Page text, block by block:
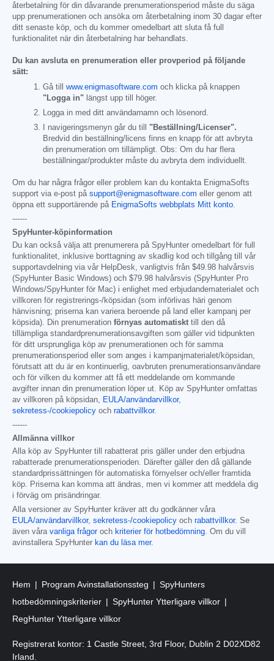
återbetalning för din dåvarande prenumerationsperiod måste du säga
upp prenumerationen och ansöka om återbetalning inom 30 dagar efter
ditt senaste köp, och du kommer omedelbart att sluta få full
funktionalitet när din återbetalning har behandlats.
Du kan avsluta en prenumeration eller provperiod på följande
sätt:
Gå till www.enigmasoftware.com och klicka på knappen
"Logga in" längst upp till höger.
Logga in med ditt användarnamn och lösenord.
I navigeringsmenyn går du till "Beställning/Licenser".
Bredvid din beställning/licens finns en knapp för att avbryta
din prenumeration om tillämpligt. Obs: Om du har flera
beställningar/produkter måste du avbryta dem individuellt.
Om du har några frågor eller problem kan du kontakta EnigmaSofts
support via e-post på support@enigmasoftware.com eller genom att
öppna ett supportärende på EnigmaSofts webbplats Mitt konto.
------
SpyHunter-köpinformation
Du kan också välja att prenumerera på SpyHunter omedelbart för full
funktionalitet, inklusive borttagning av skadlig kod och tillgång till vår
supportavdelning via vår HelpDesk, vanligtvis från $49.98 halvårsvis
(SpyHunter Basic Windows) och $79.98 halvårsvis (SpyHunter Pro
Windows/SpyHunter för Mac) i enlighet med erbjudandematerialet och
villkoren för registrerings-/köpsidan (som införlivas häri genom
hänvisning; priserna kan variera beroende på land eller kampanj per
köpsida). Din prenumeration förnyas automatiskt till den då
tillämpliga standardprenumerationsavgiften som gäller vid tidpunkten
för ditt ursprungliga köp av prenumerationen och för samma
prenumerationsperiod eller som anges i kampanjmaterialet/köpsidan,
förutsatt att du är en kontinuerlig, oavbruten prenumerationsanvändare
och för vilken du kommer att få ett meddelande om kommande
avgifter innan din prenumeration löper ut. Köp av SpyHunter omfattas
av villkoren på köpsidan, EULA/användarvillkor,
sekretess-/cookiepolicy och rabattvillkor.
------
Allmänna villkor
Alla köp av SpyHunter till rabatterat pris gäller under den erbjudna
rabatterade prenumerationsperioden. Därefter gäller den då gällande
standardprissättningen för automatiska förnyelser och/eller framtida
köp. Priserna kan komma att ändras, men vi kommer att meddela dig
i förväg om prisändringar.
Alla versioner av SpyHunter kräver att du godkänner våra
EULA/användarvillkor, sekretess-/cookiepolicy och rabattvillkor. Se
även våra vanliga frågoroch kriterier för hotbedömning. Om du vill
avinstallera SpyHunter kan du läsa mer.
Hem Program Avinstallationssteg
SpyHunters
hotbedömningskriterier
SpyHunter Ytterligare villkor
RegHunter Ytterligare villkor
Registrerat kontor: 1 Castle Street, 3rd Floor, Dublin 2 D02XD82
Irland.